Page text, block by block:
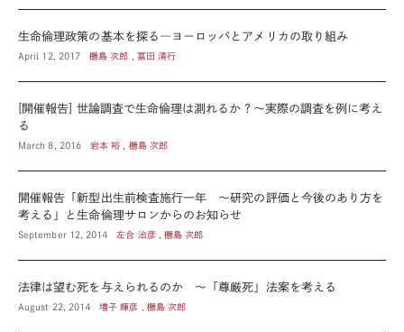
生命倫理政策の基本を探る―ヨーロッパとアメリカの取り組み
April 12, 2017 橳島 次郎 , 冨田 清行
[開催報告] 世論調査で生命倫理は測れるか？～実際の調査を例に考え
る
March 8, 2016 岩本 裕 , 橳島 次郎
開催報告「新型出生前検査施行一年 ～研究の評価と今後のあり方を
考える」と生命倫理サロンからのお知らせ
September 12, 2014 左合 治彦 , 橳島 次郎
法律は望む死を与えられるのか ～「尊厳死」法案を考える
August 22, 2014 増子 輝彦 , 橳島 次郎